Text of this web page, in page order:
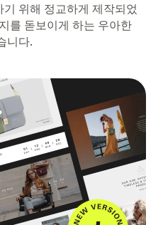
위해 정교하게 제작되었
를 돋보이게 하는 우아한
니다.